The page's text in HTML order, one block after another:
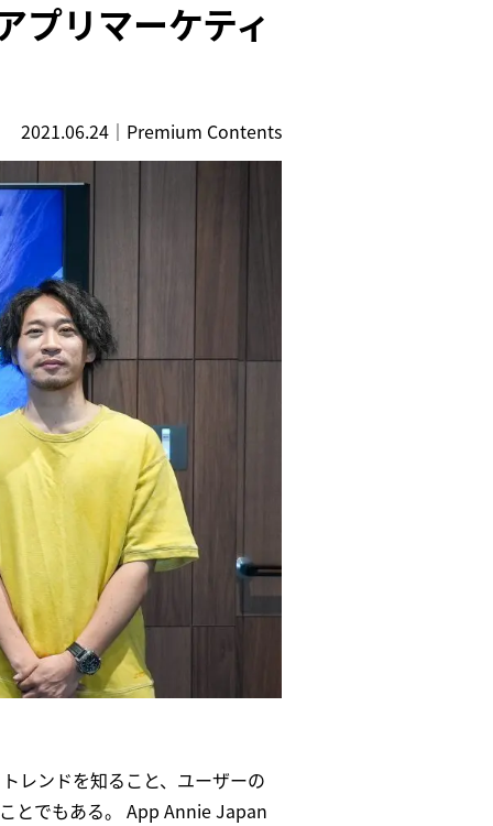
リマーケティ
2021.06.24 ｜ Premium Contents
レンドを知ること、ユーザーの
とでもある。 App Annie Japan